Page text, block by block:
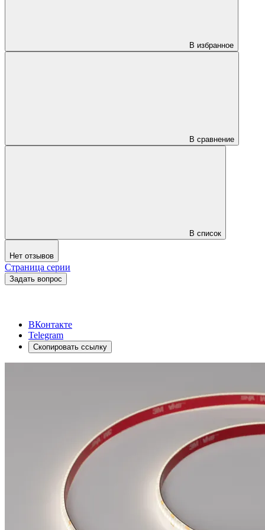
В избранное
В сравнение
В список
Нет отзывов
Страница серии
Задать вопрос
ВКонтакте
Telegram
Скопировать ссылку